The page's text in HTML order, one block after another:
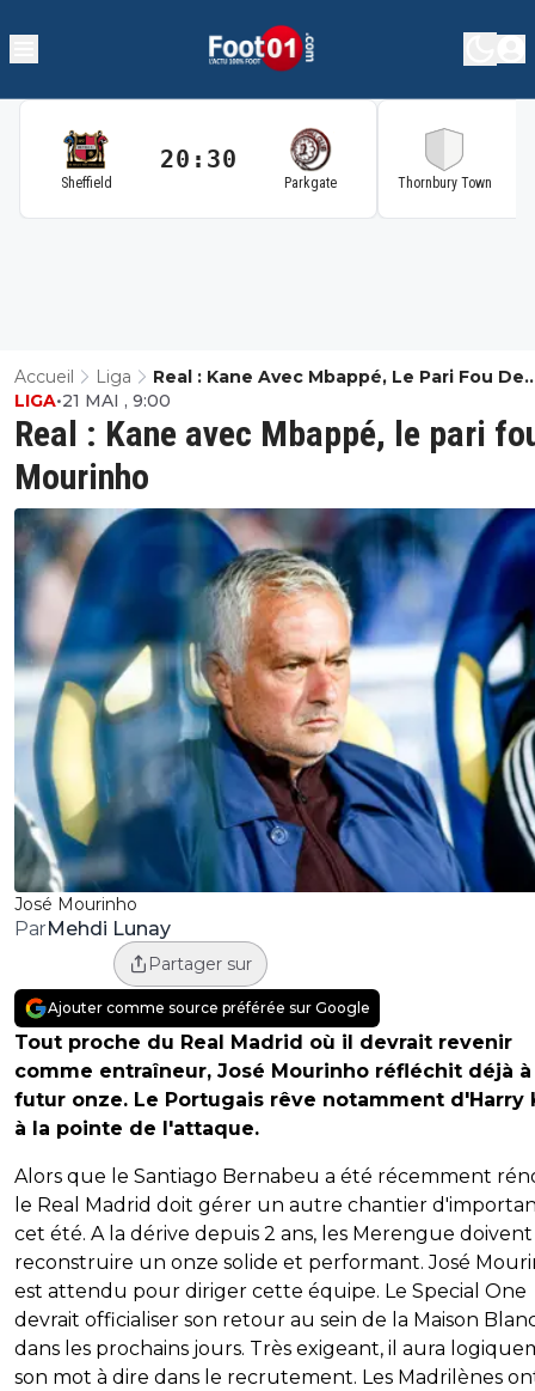
Sheffield
20:30
Parkgate Thornbury Town
Accueil Liga
Real : Kane Avec Mbappé, Le Pari Fou De
Mourinho
José Mourinho
Real : Kane avec Mbappé, le pari
Mourinho
LIGA•21 MAI , 9:00
ParMehdi Lunay
Partager sur
Ajouter comme source préférée sur Google
Tout proche du Real Madrid où il devrait revenir
comme entraîneur, José Mourinho réfléchit déjà à
futur onze. Le Portugais rêve notamment d'Harry
à la pointe de l'attaque.
Alors que le Santiago Bernabeu a été récemment
le Real Madrid doit gérer un autre chantier
cet été. A la dérive depuis 2 ans, les Merengue doivent
reconstruire un onze solide et performant. José
est attendu pour diriger cette équipe. Le Special One
devrait officialiser son retour au sein de la Maison
dans les prochains jours. Très exigeant, il aura
son mot à dire dans le recrutement. Les Madrilènes